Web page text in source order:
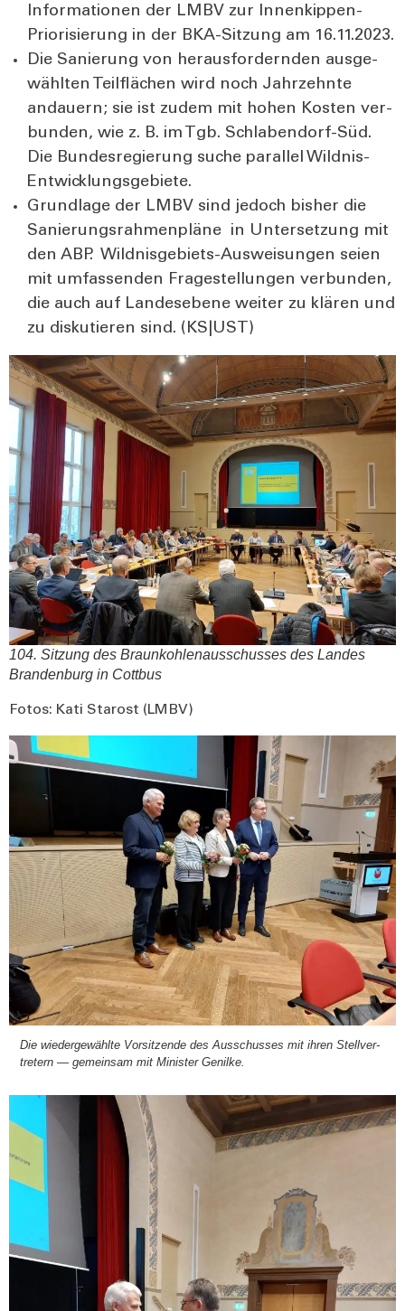
Infor­ma­tio­nen der LMBV zur Innen­kip­pen-
Prio­ri­sie­rung in der BKA-Sit­zung am 16.11.2023.
Die Sanie­rung von her­aus­for­dern­den aus­ge­
wähl­ten Teil­flä­chen wird noch Jahr­zehn­te
andau­ern; sie ist zudem mit hohen Kos­ten ver­
bun­den, wie z. B. im Tgb. Schla­ben­dorf-Süd.
Die Bun­des­re­gie­rung suche par­al­lel Wild­nis-
Ent­wick­lungs­ge­bie­te.
Grund­la­ge der LMBV sind jedoch bis­her die
Sanie­rungs­rah­men­plä­ne in Unter­set­zung mit
den ABP. Wild­nis­ge­biets-Aus­wei­sun­gen sei­en
mit umfas­sen­den Fra­ge­stel­lun­gen ver­bun­den,
die auch auf Lan­des­ebe­ne wei­ter zu klä­ren und
zu dis­ku­tie­ren sind. (KS|UST)
104. Sit­zung des Braun­koh­len­aus­schus­ses des Lan­des
Bran­den­burg in Cott­bus
Fotos: Kati Starost (LMBV)
Die wie­der­ge­wähl­te Vor­sit­zen­de des Aus­schus­ses mit ihren Stell­ver­
tre­tern — gemein­sam mit Minis­ter Genil­ke.